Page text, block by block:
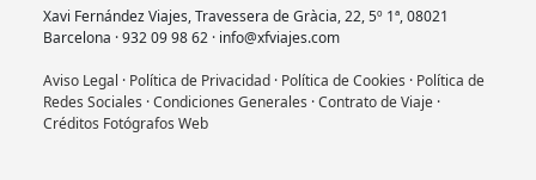
Xavi Fernández Viajes, Travessera de Gràcia, 22, 5º 1ª, 08021
Barcelona · 932 09 98 62 · info@xfviajes.com
Aviso Legal · Política de Privacidad· Política de Cookies · Política de
Redes Sociales ·Condiciones Generales ·Contrato de Viaje·
Créditos Fotógrafos Web